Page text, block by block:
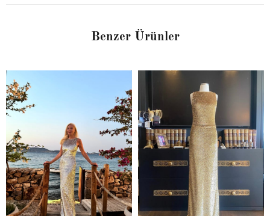
Benzer Ürünler